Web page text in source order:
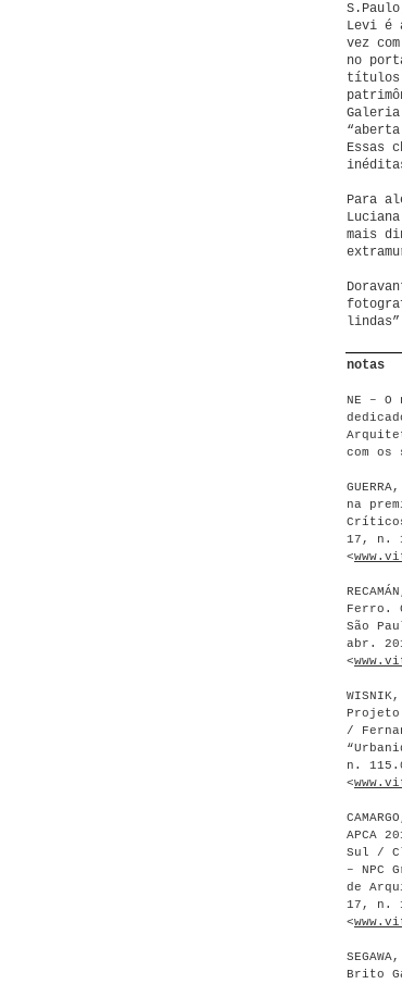
Levi é
vez
no
títulos
Essas
Para
mais
notas
NE –
com
na
17, n.
<
Ferro.
São
abr.
<
Projeto
/
n.
<
APCA
Sul /
– NPC
de
17, n.
<
Brito